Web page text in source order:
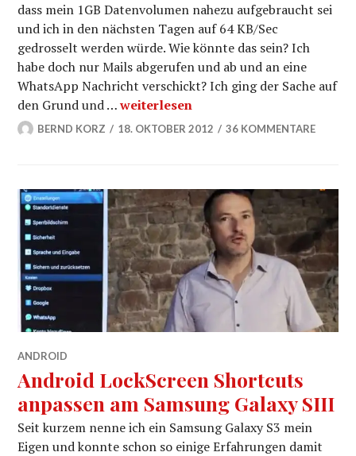
dass mein 1GB Datenvolumen nahezu aufgebraucht sei
und ich in den nächsten Tagen auf 64 KB/Sec
gedrosselt werden würde. Wie könnte das sein? Ich
habe doch nur Mails abgerufen und ab und an eine
WhatsApp Nachricht verschickt? Ich ging der Sache auf
den Grund und …Android Datenvolumen überwachen
weiterlesen
BERND KORZ 18. OKTOBER 2012 36 KOMMENTARE
ANDROID
Android LockScreen Shortcuts
anpassen am Samsung Galaxy SIII
Seit kurzem nenne ich ein Samsung Galaxy S3 mein
Eigen und konnte schon so einige Erfahrungen damit